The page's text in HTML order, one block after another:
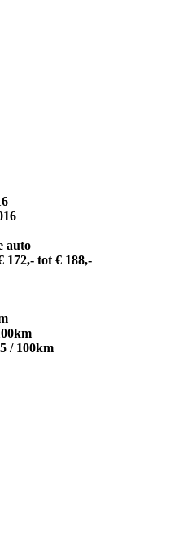
auto
172,- tot € 188,-
/ 100km